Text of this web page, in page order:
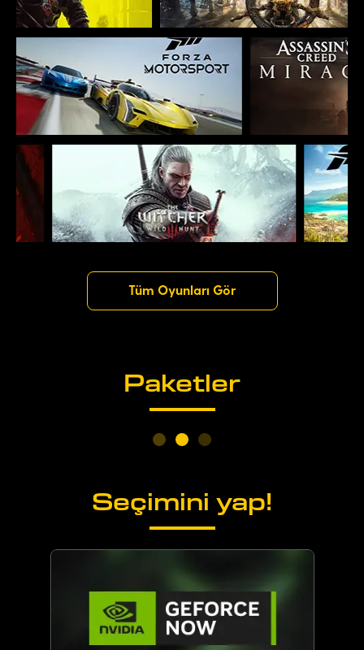
Tüm Oyunları Gör
Paketler
Seçimini yap!